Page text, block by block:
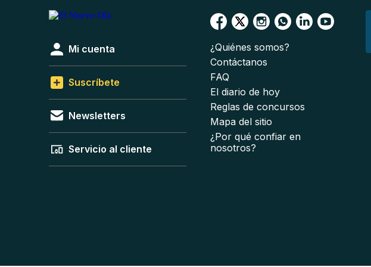
Mi cuenta
Suscríbete
Newsletters
Servicio al cliente
¿Quiénes somos?
Contáctanos
FAQ
El diario de hoy
Reglas de concursos
Mapa del sitio
¿Por qué confiar en
nosotros?